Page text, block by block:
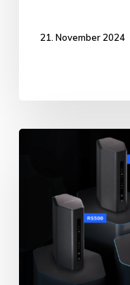
21. November 2024